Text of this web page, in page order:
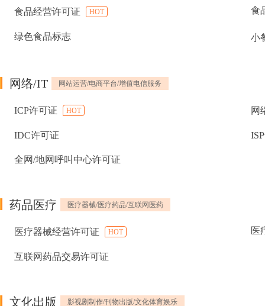
食品经营许可证 HOT 食
绿色食品标志 小
网络/IT 网站运营/电商平台/增值电信服务
ICP许可证 HOT 网
IDC许可证
全网/地网呼叫中心许可证
药品医疗 医疗器械/医疗药品/互联网医药
医疗器械经营许可证 HOT 医
互联网药品交易许可证
文化出版 影视剧制作/刊物出版/文化体育娱乐